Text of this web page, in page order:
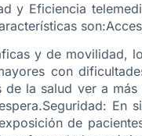
y Eficiencia
y de movilidad,
con
de la salud ver a
En
de